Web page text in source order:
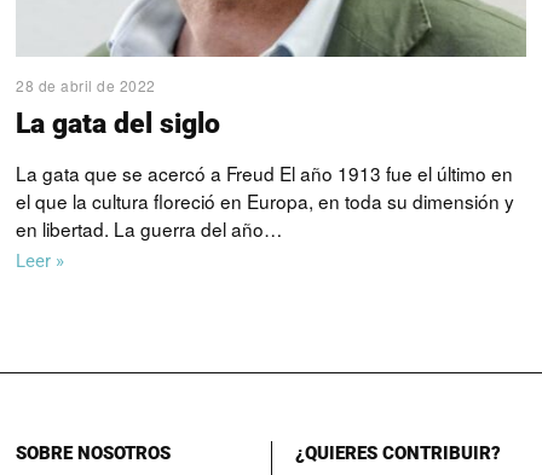
28 de abril de 2022
La gata del siglo
La gata que se acercó a Freud El año 1913 fue el último en
el que la cultura floreció en Europa, en toda su dimensión y
en libertad. La guerra del año…
Leer »
SOBRE NOSOTROS ¿QUIERES CONTRIBUIR?